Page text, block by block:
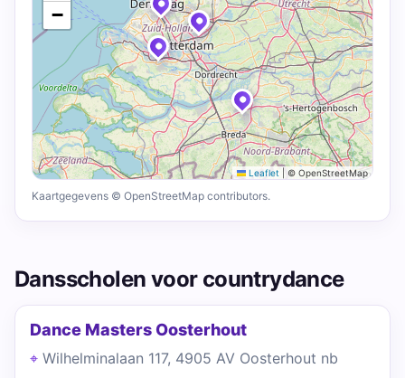
−
Leaflet © OpenStreetMap
Kaartgegevens © OpenStreetMap contributors.
Dansscholen voor countrydance
Dance Masters Oosterhout
Wilhelminalaan 117, 4905 AV Oosterhout nb